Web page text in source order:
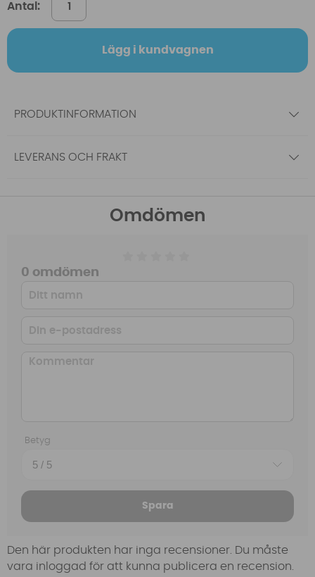
Antal:
Lägg i kundvagnen
PRODUKTINFORMATION
LEVERANS OCH FRAKT
Omdömen
0 omdömen
Betyg
Spara
Den här produkten har inga recensioner. Du måste
vara inloggad för att kunna publicera en recension.